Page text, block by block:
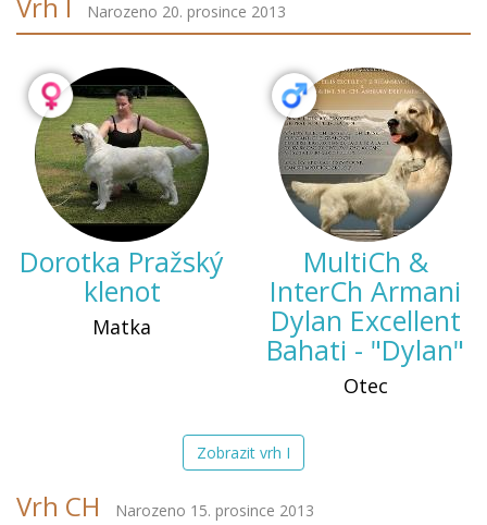
Narozeno 20. prosince 2013
Dorotka Pražský
klenot
Matka
MultiCh &
InterCh Armani
Dylan Excellent
Bahati - "Dylan"
Otec
Zobrazit vrh I
Vrh CH Narozeno 15. prosince 2013